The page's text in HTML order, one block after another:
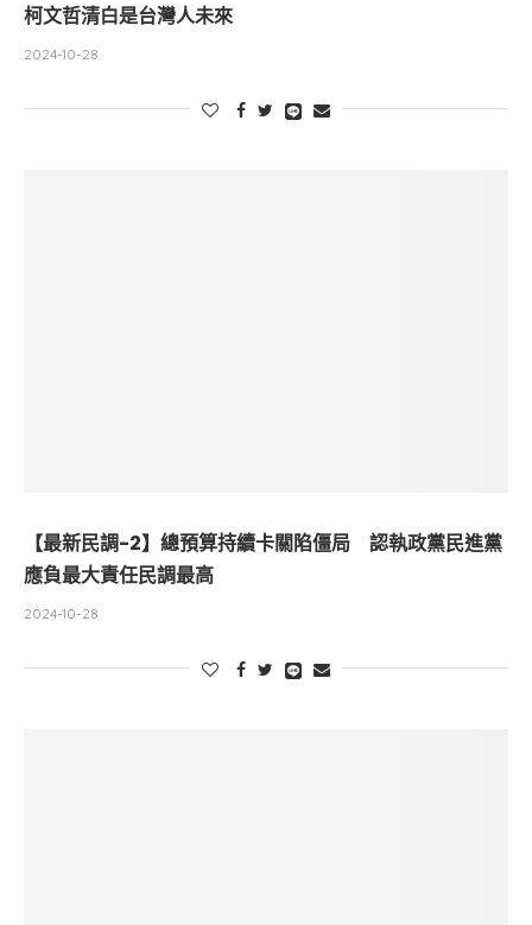
柯文哲清白是台灣人未來
2024-10-28
【最新民調-2】總預算持續卡關陷僵局 認執政黨民進黨
應負最大責任民調最高
2024-10-28